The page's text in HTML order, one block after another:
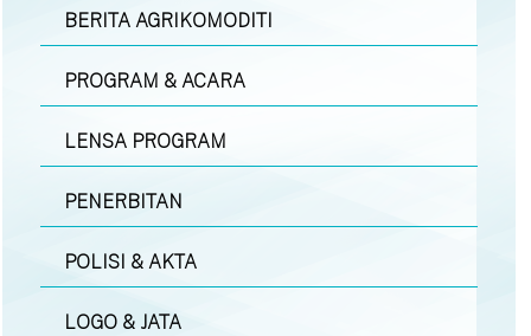
BERITA AGRIKOMODITI
PROGRAM & ACARA
LENSA PROGRAM
PENERBITAN
POLISI & AKTA
LOGO & JATA